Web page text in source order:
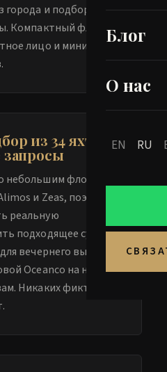
Блог
О нас
EN RU
и подбор яхты
Компактный флот
лицо и минимум
из 34 яхт,
небольшим флотом,
и Zeas, поэтому
реальную
подходящее судно —
вечернего выхода к
Oceanco на неделю
Никаких фиктивных